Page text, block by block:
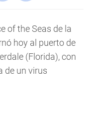
of the Seas de la
hoy al puerto de
(Florida), con
de un virus